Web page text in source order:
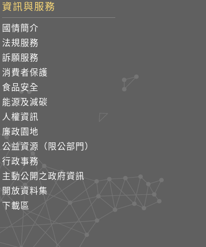
資訊與服務
國情簡介
法規服務
訴願服務
消費者保護
食品安全
能源及減碳
人權資訊
廉政園地
公益資源（限公部門）
行政事務
主動公開之政府資訊
開放資料集
下載區